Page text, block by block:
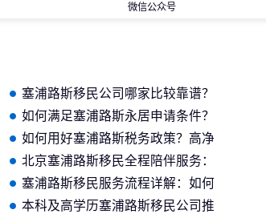
微信公众号
塞浦路斯移民公司哪家比较靠谱？
如何满足塞浦路斯永居申请条件？
2026新政全解析
如何用好塞浦路斯税务政策？高净
值人群配置指南
北京塞浦路斯移民全程陪伴服务：
哪家公司能提供完善的后续保障？
塞浦路斯移民服务流程详解：如何
保障申请合法合规？
本科及高学历塞浦路斯移民公司推